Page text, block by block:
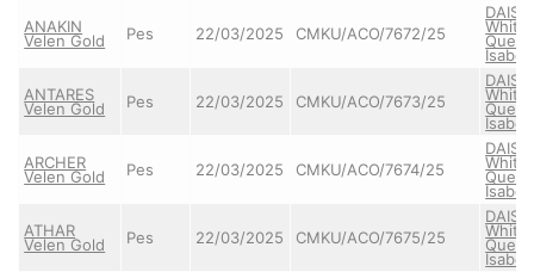
ANAKIN
Velen Gold Pes 22/03/2025 CMKU/ACO/7672/25
DAISY
White
Isabell
ANTARES
Velen Gold Pes 22/03/2025 CMKU/ACO/7673/25
DAISY
White
Isabell
ARCHER
Velen Gold Pes 22/03/2025 CMKU/ACO/7674/25
DAISY
White
Isabell
ATHAR
Velen Gold Pes 22/03/2025 CMKU/ACO/7675/25
DAISY
White
Isabell